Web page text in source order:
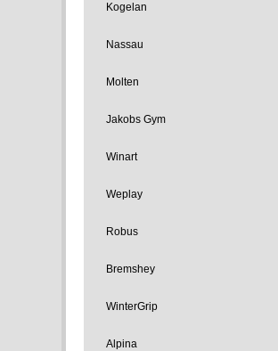
Kogelan
Nassau
Molten
Jakobs Gym
Winart
Weplay
Robus
Bremshey
WinterGrip
Alpina